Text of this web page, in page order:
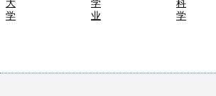
大
学
学
业
科
学